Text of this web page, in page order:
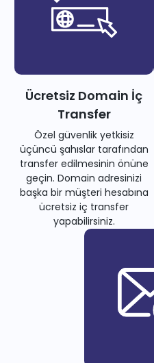
Ücretsiz Domain İç
Transfer
Özel güvenlik yetkisiz
üçüncü şahıslar tarafından
transfer edilmesinin önüne
geçin. Domain adresinizi
başka bir müşteri hesabına
ücretsiz iç transfer
yapabilirsiniz.